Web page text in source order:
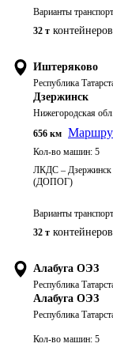
Варианты
32 т
Иштеряково
Республика
Дзержинск
Нижегородская обл.
656 км
Кол-во машин: 5
ЛКДС – Дзержинск
(ДОПОГ)
Варианты
32 т
Алабуга ОЭЗ
Республика
Алабуга ОЭЗ
Республика
Кол-во машин: 5